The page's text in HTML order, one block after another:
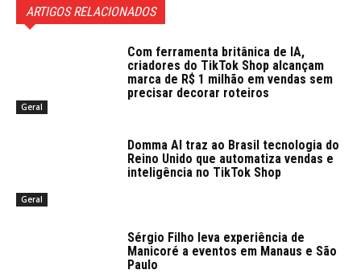
ARTIGOS RELACIONADOS
Geral
Com ferramenta britânica de IA,
criadores do TikTok Shop alcançam
marca de R$ 1 milhão em vendas sem
precisar decorar roteiros
Geral
Domma AI traz ao Brasil tecnologia do
Reino Unido que automatiza vendas e
inteligência no TikTok Shop
Sérgio Filho leva experiência de
Manicoré a eventos em Manaus e São
Paulo